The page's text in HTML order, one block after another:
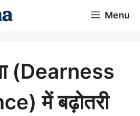
Menu
(Dearness
में बढ़ोतरी